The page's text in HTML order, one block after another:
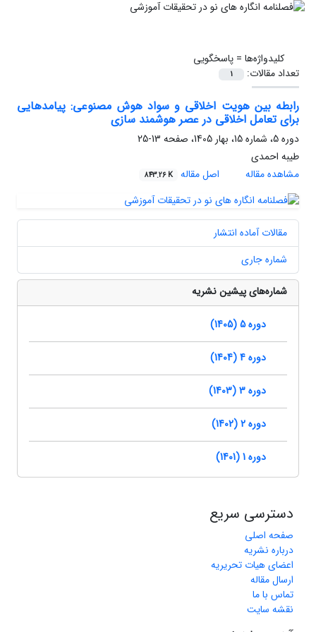
کلیدواژه‌ها =پاسخگویی
تعداد مقالات:
1
رابطه بین هویت اخلاقی و سواد هوش مصنوعی: پیامدهایی
برای تعامل اخلاقی در عصر هوشمند سازی
دوره 5، شماره 15، بهار 1405، صفحه
13-25
طیبه احمدی
مشاهده مقاله
اصل مقاله 843.26 K
مقالات آماده انتشار
شماره جاری
شماره‌های پیشین نشریه
دوره 5 (1405)
دوره 4 (1404)
دوره 3 (1403)
دوره 2 (1402)
دوره 1 (1401)
دسترسی سریع
صفحه اصلی
درباره نشریه
اعضای هیات تحریریه
ارسال مقاله
تماس با ما
نقشه سایت